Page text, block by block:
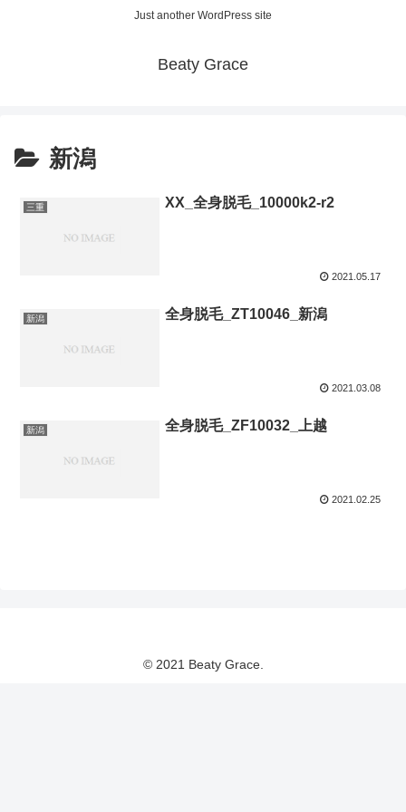
Just another WordPress site
Beaty Grace
新潟
三重 XX_全身脱毛_10000k2-r2
2021.05.17
新潟 全身脱毛_ZT10046_新潟
2021.03.08
新潟 全身脱毛_ZF10032_上越
2021.02.25
© 2021 Beaty Grace.